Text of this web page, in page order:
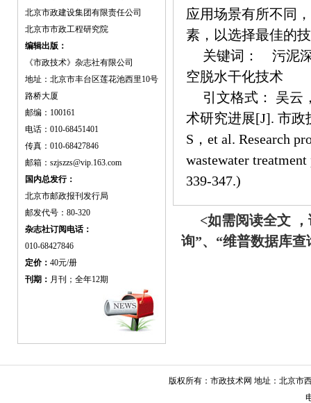
北京市政建设集团有限责任公司
北京市市政工程研究院
编辑出版：
《市政技术》杂志社有限公司
地址：北京市丰台区莲花池西里10号
路桥大厦
邮编：100161
电话：010-68451401
传真：010-68427846
邮箱：szjszzs@vip.163.com
国内总发行：
北京市邮政报刊发行局
邮发代号：80-320
杂志社订阅电话：
010-68427846
定价： 40元/册
刊期： 月刊；全年12期
应用场景有所不同
素，以选择最佳的
关键词： 污泥
空脱水干化技术
引文格式： 吴云
术研究进展[J]. 市政
S，et al. Research
wastewater
339-347.)
<如需阅读全文
询”、“维普数据库
版权所有：市政技术网 地址：北京市